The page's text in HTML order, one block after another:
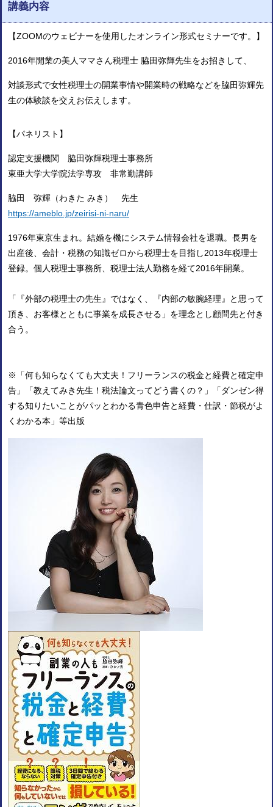
講義内容
【ZOOMのウェビナーを使用したオンライン形式セミナーです。】
2016年開業の美人ママさん税理士 脇田弥輝先生をお招きして、
対談形式で女性税理士の開業事情や開業時の戦略などを脇田弥輝先
生の体験談を交えお伝えします。
【パネリスト】
認定支援機関 脇田弥輝税理士事務所
東亜大学大学院法学専攻 非常勤講師
脇田 弥輝（わきた みき） 先生
https://ameblo.jp/zeirisi-ni-naru/
1976年東京生まれ。結婚を機にシステム情報会社を退職。長男を
出産後、会計・税務の知識ゼロから税理士を目指し2013年税理士
登録。個人税理士事務所、税理士法人勤務を経て2016年開業。
「『外部の税理士の先生』ではなく、『内部の敏腕経理』と思って
頂き、お客様とともに事業を成長させる」を理念とし顧問先と付き
合う。
※「何も知らなくても大丈夫！フリーランスの税金と経費と確定申
告」「教えてみき先生！税法論文ってどう書くの？」「ダンゼン得
する知りたいことがパッとわかる青色申告と経費・仕訳・節税がよ
くわかる本」等出版